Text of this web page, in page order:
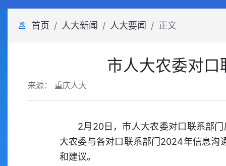
首页 人大新闻 人大要闻 正文
市人大农委对
来源： 重庆人大
2月20日，市人大农委对口联系部
大农委与各对口联系部门2024年信息沟
和建议。